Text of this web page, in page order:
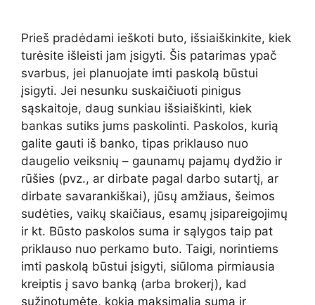
Prieš pradėdami ieškoti buto, išsiaiškinkite, kiek
turėsite išleisti jam įsigyti. Šis patarimas ypač
svarbus, jei planuojate imti paskolą būstui
įsigyti. Jei nesunku suskaičiuoti pinigus
sąskaitoje, daug sunkiau išsiaiškinti, kiek
bankas sutiks jums paskolinti. Paskolos, kurią
galite gauti iš banko, tipas priklauso nuo
daugelio veiksnių – gaunamų pajamų dydžio ir
rūšies (pvz., ar dirbate pagal darbo sutartį, ar
dirbate savarankiškai), jūsų amžiaus, šeimos
sudėties, vaikų skaičiaus, esamų įsipareigojimų
ir kt. Būsto paskolos suma ir sąlygos taip pat
priklauso nuo perkamo buto. Taigi, norintiems
imti paskolą būstui įsigyti, siūloma pirmiausia
kreiptis į savo banką (arba brokerį), kad
sužinotumėte, kokią maksimalią sumą ir